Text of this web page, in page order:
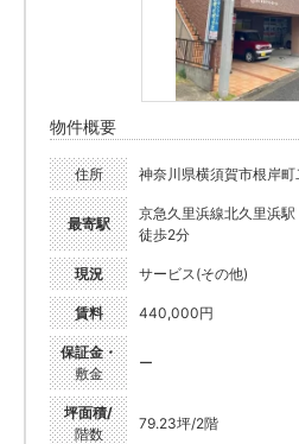
物件概要
住所 神奈川県横須賀市根岸
最寄駅
京急久里浜線北久里浜駅
徒歩2分
現況 サービス(その他)
賃料 440,000円
保証金・
敷金
ー
坪面積/
階数
79.23坪/2階